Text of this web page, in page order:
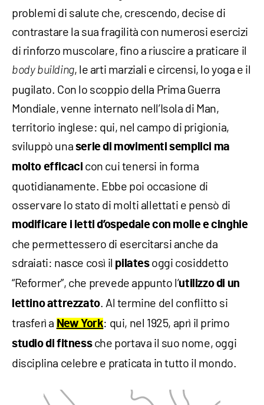
problemi di salute che, crescendo, decise di
contrastare la sua fragilità con numerosi esercizi
di rinforzo muscolare, fino a riuscire a praticare il
body building, le arti marziali e circensi, lo yoga e il
pugilato. Con lo scoppio della Prima Guerra
Mondiale, venne internato nell’Isola di Man,
territorio inglese: qui, nel campo di prigionia,
sviluppò una serie di movimenti semplici ma
molto efficaci con cui tenersi in forma
quotidianamente. Ebbe poi occasione di
osservare lo stato di molti allettati e pensò di
modificare i letti d’ospedale con molle e cinghie
che permettessero di esercitarsi anche da
sdraiati: nasce così il pilatesoggi cosiddetto
“Reformer”, che prevede appunto l’utilizzo di un
lettino attrezzato. Al termine del conflitto si
trasferì a New York: qui, nel 1925, aprì il primo
studio di fitnessche portava il suo nome, oggi
disciplina celebre e praticata in tutto il mondo.